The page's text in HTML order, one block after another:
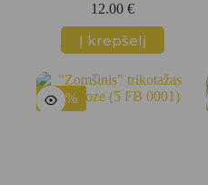
12.00 €
Į krepšelį
-60%